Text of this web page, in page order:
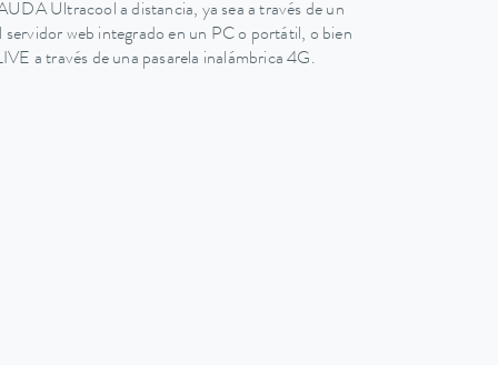
Ultracool a distancia, ya sea a través de un
servidor web integrado en un PC o portátil, o bien
a través de una pasarela inalámbrica 4G.